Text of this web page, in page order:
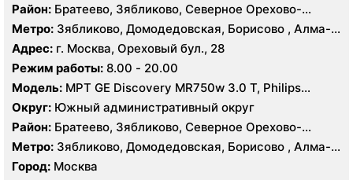
Район: Братеево, Зябликово, Северное Орехово-
Борисово, Южное Орехово-Борисово
Метро: Зябликово, Домодедовская, Борисово , Алма-
Атинская, Красногвардейская, Шипиловская
Адрес: г. Москва, Ореховый бул., 28
Режим работы: 8.00 - 20.00
Модель: МРТ GE Discovery MR750w 3.0 T, Philips
Achieva 1.5 T, КТ Philips Ingenuity Elite 128 срезов,
Toshiba Aquilion 64 среза, Siemens Somatom Emotion 6
срезов
Округ: Южный административный округ
Район: Братеево, Зябликово, Северное Орехово-
Борисово, Южное Орехово-Борисово
Метро: Зябликово, Домодедовская, Борисово , Алма-
Атинская, Красногвардейская, Шипиловская
Город: Москва